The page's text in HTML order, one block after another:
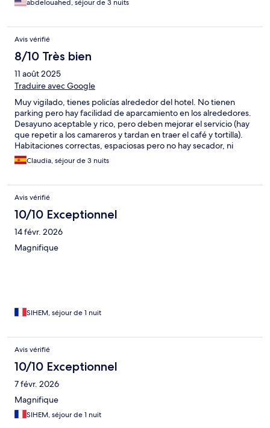
abdelouahed, séjour de 3 nuits
Avis vérifié
8/10 Très bien
11 août 2025
Traduire avec Google
Muy vigilado, tienes policías alrededor del hotel. No tienen
parking pero hay facilidad de aparcamiento en los alrededores.
Desayuno aceptable y rico, pero deben mejorar el servicio (hay
que repetir a los camareros y tardan en traer el café y tortilla).
Habitaciones correctas, espaciosas pero no hay secador, ni
plancha, ni minibar. Almohadas muy buenas, colchón un pelín
duro. Buena experiencia, esperamos repetir con las mejoras
Claudia, séjour de 3 nuits
Avis vérifié
10/10 Exceptionnel
14 févr. 2026
Magnifique
SIHEM, séjour de 1 nuit
Avis vérifié
10/10 Exceptionnel
7 févr. 2026
Magnifique
SIHEM, séjour de 1 nuit